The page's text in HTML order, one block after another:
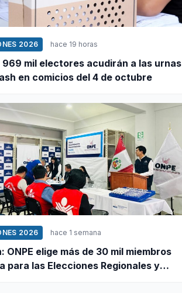
2026 hace 19 horas
969 mil electores acudirán a las urnas
en comicios del 4 de octubre
2026 hace 1 semana
ONPE elige más de 30 mil miembros
para las Elecciones Regionales y